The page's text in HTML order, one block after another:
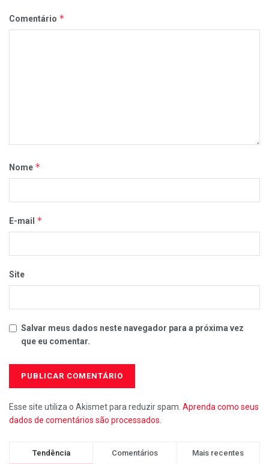
Comentário *
Nome *
E-mail *
Site
Salvar meus dados neste navegador para a próxima vez
que eu comentar.
Esse site utiliza o Akismet para reduzir spam. Aprenda como seus
dados de comentários são processados.
Tendência Comentários Mais recentes